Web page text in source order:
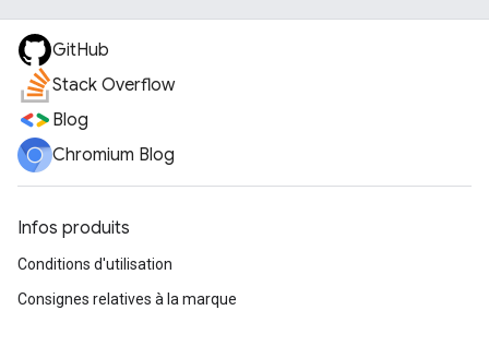
GitHub
Stack Overflow
Blog
Chromium Blog
Infos produits
Conditions d'utilisation
Consignes relatives à la marque